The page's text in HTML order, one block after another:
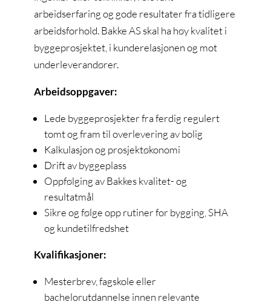
arbeidserfaring og gode resultater fra tidligere
arbeidsforhold. Bakke AS skal ha høy kvalitet i
byggeprosjektet, i kunderelasjonen og mot
underleverandører.
Arbeidsoppgaver:
Lede byggeprosjekter fra ferdig regulert
tomt og fram til overlevering av bolig
Kalkulasjon og prosjektøkonomi
Drift av byggeplass
Oppfølging av Bakkes kvalitet- og
resultatmål
Sikre og følge opp rutiner for bygging, SHA
og kundetilfredshet
Kvalifikasjoner:
Mesterbrev, fagskole eller
bachelorutdannelse innen relevante